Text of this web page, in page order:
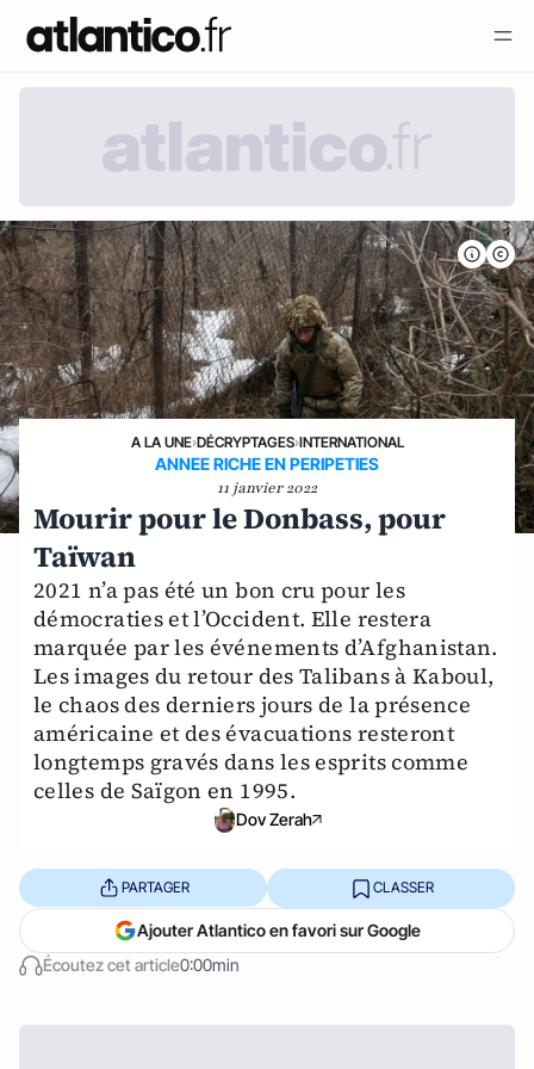
A LA UNE›DÉCRYPTAGES›INTERNATIONAL
ANNEE RICHE EN PERIPETIES
11 janvier 2022
Mourir pour le Donbass, pour
Taïwan
2021 n’a pas été un bon cru pour les
démocraties et l’Occident. Elle restera
marquée par les événements d’Afghanistan.
Les images du retour des Talibans à Kaboul,
le chaos des derniers jours de la présence
américaine et des évacuations resteront
longtemps gravés dans les esprits comme
celles de Saïgon en 1995.
Dov Zerah
Écoutez cet article0:00min
PARTAGER CLASSER
Ajouter Atlantico en favori sur Google